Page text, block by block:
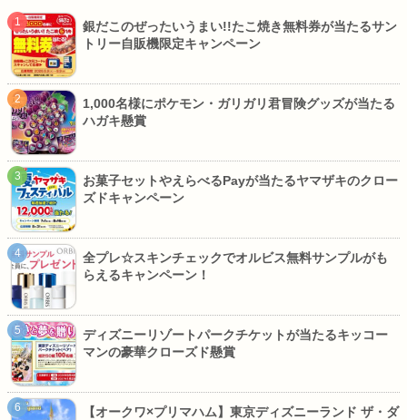
銀だこのぜったいうまい!!たこ焼き無料券が当たるサン
トリー自販機限定キャンペーン
1,000名様にポケモン・ガリガリ君冒険グッズが当たる
ハガキ懸賞
お菓子セットやえらべるPayが当たるヤマザキのクロー
ズドキャンペーン
全プレ☆スキンチェックでオルビス無料サンプルがも
らえるキャンペーン！
ディズニーリゾートパークチケットが当たるキッコー
マンの豪華クローズド懸賞
【オークワ×プリマハム】東京ディズニーランド ザ・ダ